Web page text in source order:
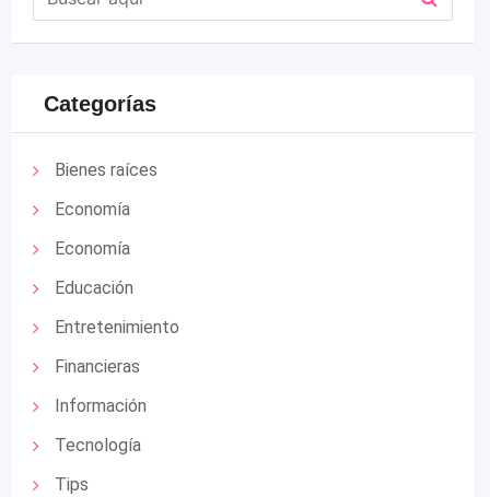
Categorías
Bienes raíces
Economía
Economía
Educación
Entretenimiento
Financieras
Información
Tecnología
Tips